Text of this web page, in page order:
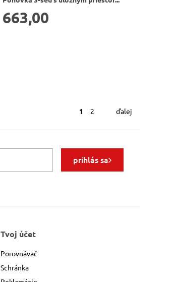
663,00
1 2 ďalej
prihlás sa
Tvoj účet
Porovnávač
Schránka